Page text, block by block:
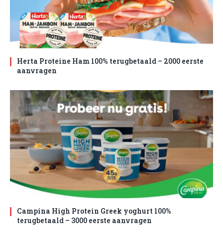
Herta Proteine Ham 100% terugbetaald – 2000 eerste
aanvragen
Campina High Protein Greek yoghurt 100%
terugbetaald – 3000 eerste aanvragen